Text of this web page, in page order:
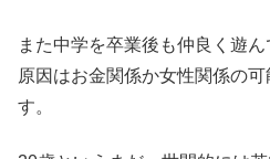
また中学を卒業後も仲良く遊
原因はお金関係か女性関係の
す。